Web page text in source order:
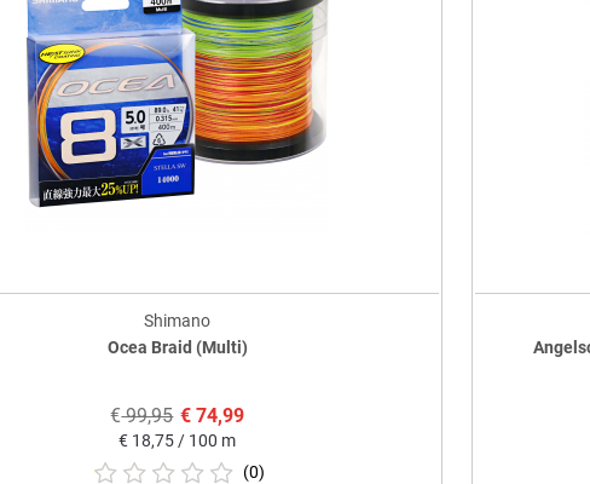
Shimano
Ocea Braid (Multi)
€99,95 € 74,99
€ 18,75 / 100 m
(0)